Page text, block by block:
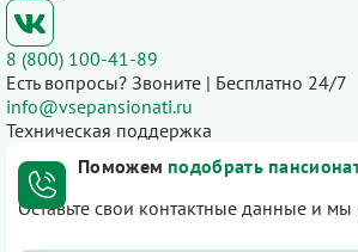
8 (800) 100-41-89
Есть вопросы? Звоните | Бесплатно 24/7
info@vsepansionati.ru
Техническая поддержка
Поможем подобрать
Оставьте свои контактные данные и